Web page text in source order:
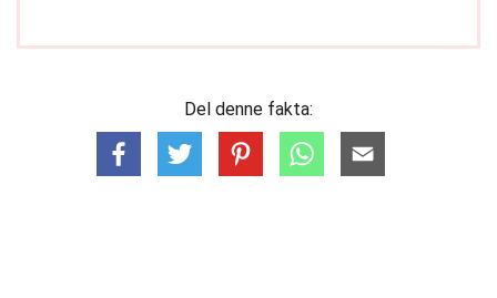
Del denne fakta: